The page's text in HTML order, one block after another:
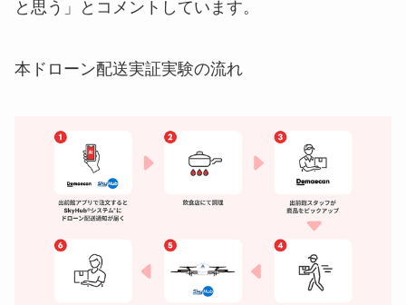
と思う」とコメントしています。
本ドローン配送実証実験の流れ